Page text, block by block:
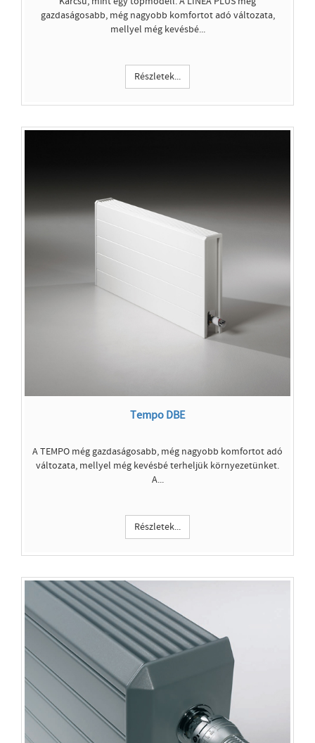
gazdaságosabb, még nagyobb komfortot adó változata,
mellyel még kevésbé...
Részletek...
Tempo DBE
A TEMPO még gazdaságosabb, még nagyobb komfortot adó
változata, mellyel még kevésbé terheljük környezetünket.
A...
Részletek...